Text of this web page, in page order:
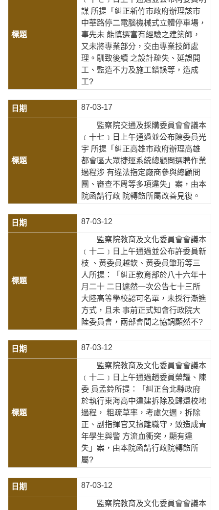
謀 所提「糾正新竹市政府辦理該市
中華路停二電腦機械式立體停車場，
事先未 能慎選富有經驗之建築師，
又未將專業部分，交由專業技師處
理。馴致後續 之設計疏失、延誤開
工、監造不力及施工錯誤等，造成
工?
87-03-17
監察院交通及採購委員會會議本
﹝十七﹞日上午通過並公布陳委員光
宇 所提「糾正高雄市政府辦理高雄
都會區大眾捷運系統總顧問選聘作業
過程涉 有違法指定廠商參與總顧問
團、審查不周等多項違失」案，由本
院函請行政 院轉飭所屬改善見復。
87-03-12
監察院教育及文化委員會會議本
﹝十二﹞日上午通過並公布許委員新
枝 、黃委員越欽、黃委員肇珩等三
人所提：「糾正教育部於八十六年十
月二十 二日遽然一次公告七十三所
大陸高等學校認可名單，未採行漸進
方式，且未 事前正式知會行政院大
陸委員會，兩部會間之協調顯然不?
87-03-12
監察院教育及文化委員會會議本
﹝十二﹞日上午通過趙委員榮耀、陳
委 員孟鈴所提：「糾正台北縣政府
於執行東海高中違建拆除及歸還校地
過程， 粗疏草率，考慮欠週，拆除
正、副指揮官又擅離職守，致造成青
年學生與警 方流血衝突，顯有違
失」案，由本院函請行政院轉飭所
屬?
87-03-12
監察院教育及文化委員會會議本